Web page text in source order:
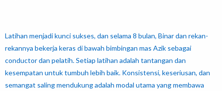
Latihan menjadi kunci sukses, dan selama 8 bulan, Binar dan rekan-
rekannya bekerja keras di bawah bimbingan mas Azik sebagai
conductor dan pelatih. Setiap latihan adalah tantangan dan
kesempatan untuk tumbuh lebih baik. Konsistensi, keseriusan, dan
semangat saling mendukung adalah modal utama yang membawa